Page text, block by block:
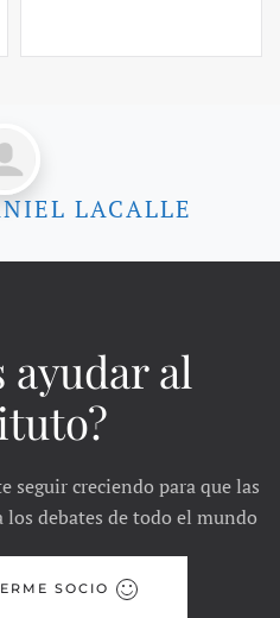
LACALLE
ayudar al
creciendo para que las
debates de todo el mundo
SOCIO